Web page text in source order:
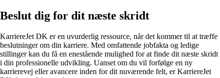
Beslut dig for dit næste skridt
KarriereJet DK er en uvurderlig ressource, når det kommer til at træffe
beslutninger om din karriere. Med omfattende jobfakta og ledige
stillinger kan du få en enestående mulighed for at finde dit næste skridt
i din professionelle udvikling. Uanset om du vil forfølge en ny
karrierevej eller avancere inden for dit nuværende felt, er KarriereJet